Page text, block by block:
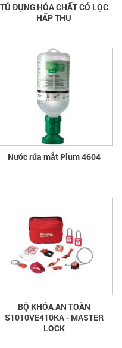
TỦ ĐỰNG HÓA CHẤT CÓ LỌC
HẤP THU
Nước rửa mắt Plum 4604
BỘ KHÓA AN TOÀN
S1010VE410KA - MASTER
LOCK